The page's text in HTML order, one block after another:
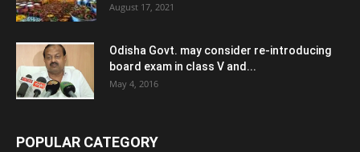
August 17, 2021
Odisha Govt. may consider re-introducing
board exam in class V and...
May 4, 2016
POPULAR CATEGORY